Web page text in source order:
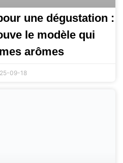
une dégustation :
le modèle qui
arômes
09-18